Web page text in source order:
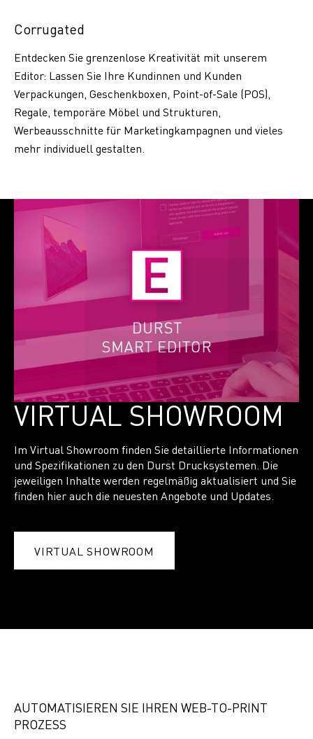
Corrugated
Entdecken Sie grenzenlose Kreativität mit unserem
Editor: Lassen Sie Ihre Kundinnen und Kunden
Verpackungen, Geschenkboxen, Point-of-Sale (POS),
Regale, temporäre Möbel und Strukturen,
Werbeausschnitte für Marketingkampagnen und vieles
mehr individuell gestalten.
VIRTUAL SHOWROOM
Im Virtual Showroom finden Sie detaillierte Informationen
und Spezifikationen zu den Durst Drucksystemen. Die
jeweiligen Inhalte werden regelmäßig aktualisiert und Sie
finden hier auch die neuesten Angebote und Updates.
VIRTUAL SHOWROOM
AUTOMATISIEREN SIE IHREN WEB-TO-PRINT
PROZESS